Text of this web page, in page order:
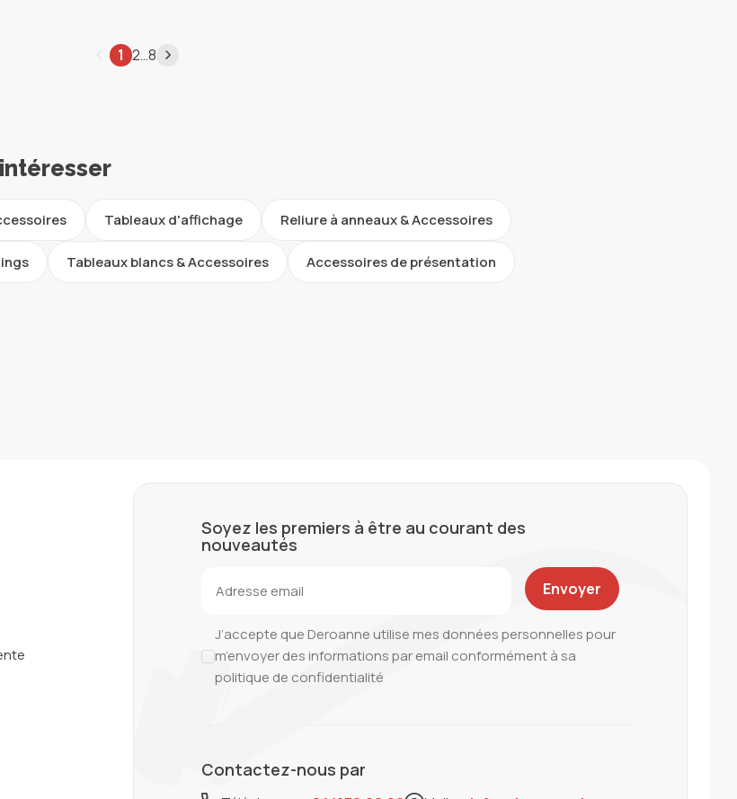
1 2…8
Tableaux d'affichage Reliure à anneaux & Accessoires
Tableaux blancs & Accessoires Accessoires de présentation
Soyez les premiers à être au courant des
nouveautés
J’accepte que Deroanne utilise mes données personnelles pour
m’envoyer des informations par email conformément à sa
politique de confidentialité
Contactez-nous par